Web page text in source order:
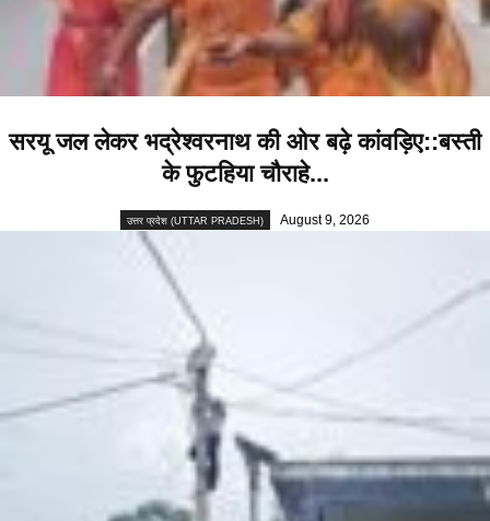
सरयू जल लेकर भद्रेश्वरनाथ की ओर बढ़े कांवड़िए::बस्ती
के फुटहिया चौराहे...
उत्तर प्रदेश (UTTAR PRADESH) August 9, 2026